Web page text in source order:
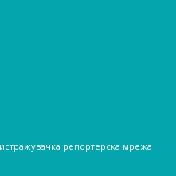
репортерска мрежа